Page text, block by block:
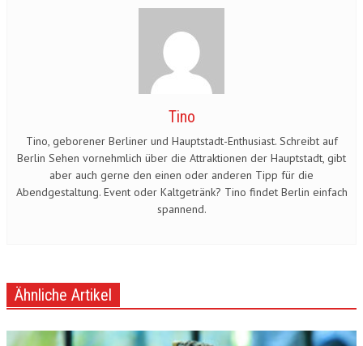
Tino
Tino, geborener Berliner und Hauptstadt-Enthusiast. Schreibt auf
Berlin Sehen vornehmlich über die Attraktionen der Hauptstadt, gibt
aber auch gerne den einen oder anderen Tipp für die
Abendgestaltung. Event oder Kaltgetränk? Tino findet Berlin einfach
spannend.
Ähnliche Artikel